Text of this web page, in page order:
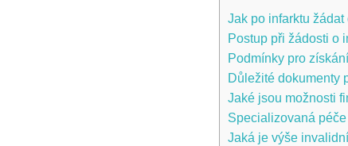
Jak po infarktu
Postup při žádosti ⁣o
Podmínky pro⁢
Důležité dokumenty
Jaké jsou možnosti
Specializovaná
Jaká je⁢ výše